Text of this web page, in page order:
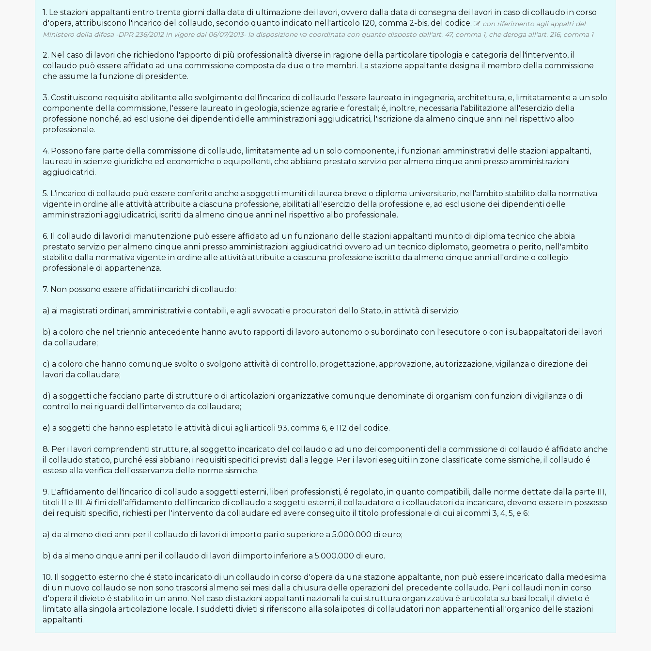
1. Le stazioni appaltanti entro trenta giorni dalla data di ultimazione dei lavori, ovvero dalla data di consegna dei lavori in caso di collaudo in corso
d'opera, attribuiscono l'incarico del collaudo, secondo quanto indicato nell'articolo 120, comma 2-bis, del codice.
con riferimento agli appalti del
Ministero della difesa -DPR 236/2012 in vigore dal 06/07/2013- la disposizione va coordinata con quanto disposto dall'art. 47, comma 1, che deroga all'art. 216, comma 1
2. Nel caso di lavori che richiedono l'apporto di più professionalità diverse in ragione della particolare tipologia e categoria dell'intervento, il
collaudo può essere affidato ad una commissione composta da due o tre membri. La stazione appaltante designa il membro della commissione
che assume la funzione di presidente.
3. Costituiscono requisito abilitante allo svolgimento dell'incarico di collaudo l'essere laureato in ingegneria, architettura, e, limitatamente a un solo
componente della commissione, l'essere laureato in geologia, scienze agrarie e forestali; é, inoltre, necessaria l'abilitazione all'esercizio della
professione nonché, ad esclusione dei dipendenti delle amministrazioni aggiudicatrici, l'iscrizione da almeno cinque anni nel rispettivo albo
professionale.
4. Possono fare parte della commissione di collaudo, limitatamente ad un solo componente, i funzionari amministrativi delle stazioni appaltanti,
laureati in scienze giuridiche ed economiche o equipollenti, che abbiano prestato servizio per almeno cinque anni presso amministrazioni
aggiudicatrici.
5. L'incarico di collaudo può essere conferito anche a soggetti muniti di laurea breve o diploma universitario, nell'ambito stabilito dalla normativa
vigente in ordine alle attività attribuite a ciascuna professione, abilitati all'esercizio della professione e, ad esclusione dei dipendenti delle
amministrazioni aggiudicatrici, iscritti da almeno cinque anni nel rispettivo albo professionale.
6. Il collaudo di lavori di manutenzione può essere affidato ad un funzionario delle stazioni appaltanti munito di diploma tecnico che abbia
prestato servizio per almeno cinque anni presso amministrazioni aggiudicatrici ovvero ad un tecnico diplomato, geometra o perito, nell'ambito
stabilito dalla normativa vigente in ordine alle attività attribuite a ciascuna professione iscritto da almeno cinque anni all'ordine o collegio
professionale di appartenenza.
7. Non possono essere affidati incarichi di collaudo:
a) ai magistrati ordinari, amministrativi e contabili, e agli avvocati e procuratori dello Stato, in attività di servizio;
b) a coloro che nel triennio antecedente hanno avuto rapporti di lavoro autonomo o subordinato con l'esecutore o con i subappaltatori dei lavori
da collaudare;
c) a coloro che hanno comunque svolto o svolgono attività di controllo, progettazione, approvazione, autorizzazione, vigilanza o direzione dei
lavori da collaudare;
d) a soggetti che facciano parte di strutture o di articolazioni organizzative comunque denominate di organismi con funzioni di vigilanza o di
controllo nei riguardi dell'intervento da collaudare;
e) a soggetti che hanno espletato le attività di cui agli articoli 93, comma 6, e 112 del codice.
8. Per i lavori comprendenti strutture, al soggetto incaricato del collaudo o ad uno dei componenti della commissione di collaudo é affidato anche
il collaudo statico, purché essi abbiano i requisiti specifici previsti dalla legge. Per i lavori eseguiti in zone classificate come sismiche, il collaudo é
esteso alla verifica dell'osservanza delle norme sismiche.
9. L'affidamento dell'incarico di collaudo a soggetti esterni, liberi professionisti, é regolato, in quanto compatibili, dalle norme dettate dalla parte III,
titoli II e III. Ai fini dell'affidamento dell'incarico di collaudo a soggetti esterni, il collaudatore o i collaudatori da incaricare, devono essere in possesso
dei requisiti specifici, richiesti per l'intervento da collaudare ed avere conseguito il titolo professionale di cui ai commi 3, 4, 5, e 6:
a) da almeno dieci anni per il collaudo di lavori di importo pari o superiore a 5.000.000 di euro;
b) da almeno cinque anni per il collaudo di lavori di importo inferiore a 5.000.000 di euro.
10. Il soggetto esterno che é stato incaricato di un collaudo in corso d'opera da una stazione appaltante, non può essere incaricato dalla medesima
di un nuovo collaudo se non sono trascorsi almeno sei mesi dalla chiusura delle operazioni del precedente collaudo. Per i collaudi non in corso
d'opera il divieto é stabilito in un anno. Nel caso di stazioni appaltanti nazionali la cui struttura organizzativa é articolata su basi locali, il divieto é
limitato alla singola articolazione locale. I suddetti divieti si riferiscono alla sola ipotesi di collaudatori non appartenenti all'organico delle stazioni
appaltanti.